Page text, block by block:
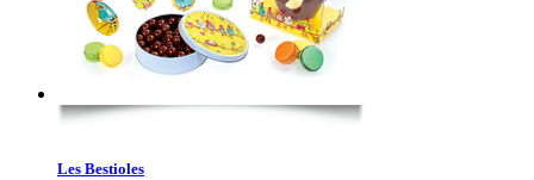
Les Bestioles